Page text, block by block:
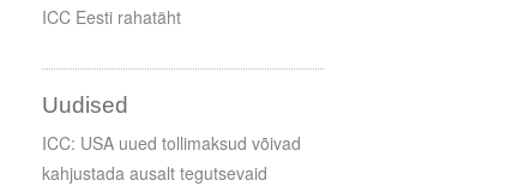
ICC Eesti rahatäht
Uudised
ICC: USA uued tollimaksud võivad
kahjustada ausalt tegutsevaid